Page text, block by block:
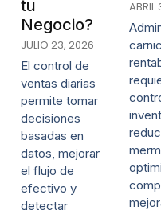
tu
Negocio?
JULIO 23, 2026
El control de
ventas diarias
permite tomar
decisiones
basadas en
datos, mejorar
el flujo de
efectivo y
detectar